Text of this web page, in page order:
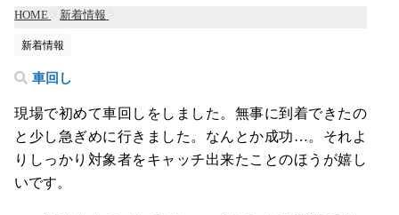
HOME 新着情報
新着情報
車回し
現場で初めて車回しをしました。無事に到着できたの
と少し急ぎめに行きました。なんとか成功…。それよ
りしっかり対象者をキャッチ出来たことのほうが嬉し
いです。